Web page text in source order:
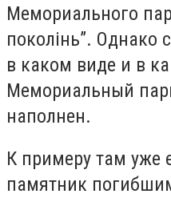
Мемориального
поколінь”. Однако
в каком виде и в
Мемориальный
наполнен.
К примеру там уже
памятник